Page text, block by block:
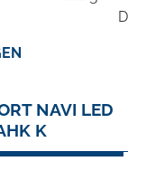
D
NAVI LED
K